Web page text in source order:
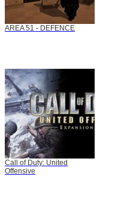
AREA 51 - DEFENCE
Call of Duty: United
Offensive